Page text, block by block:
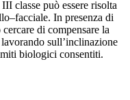
classe può essere risolta
In presenza di
di compensare la
sull’inclinazione
biologici consentiti.